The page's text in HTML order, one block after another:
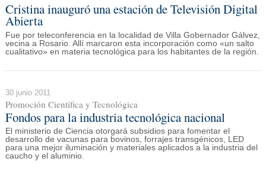
Cristina inauguró una estación de Televisión Digital
Abierta
Fue por teleconferencia en la localidad de Villa Gobernador Gálvez,
vecina a Rosario. Allí marcaron esta incorporación como «un salto
cualitativo» en materia tecnológica para los habitantes de la región.
30 junio 2011
Promoción Científica y Tecnológica
Fondos para la industria tecnológica nacional
El ministerio de Ciencia otorgará subsidios para fomentar el
desarrollo de vacunas para bovinos, forrajes transgénicos, LED
para una mejor iluminación y materiales aplicados a la industria del
caucho y el aluminio.